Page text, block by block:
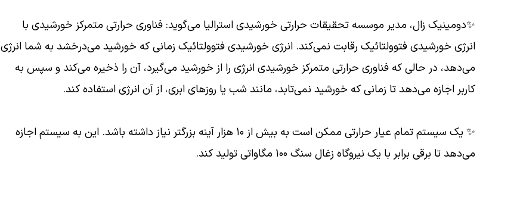
✨دومینیک زال، مدیر موسسه تحقیقات حرارتی خورشیدی استرالیا می‌گوید: فناوری حرارتی متمرکز خورشیدی با
انرژی خورشیدی فتوولتائیک رقابت نمی‌کند. انرژی خورشیدی فتوولتائیک زمانی که خورشید می‌درخشد به شما انرژی
می‌دهد، در حالی که فناوری حرارتی متمرکز خورشیدی انرژی را از خورشید می‌گیرد، آن را ذخیره می‌کند و سپس به
کاربر اجازه می‌دهد تا زمانی که خورشید نمی‌تابد، مانند شب یا روز‌های ابری، از آن انرژی استفاده کند.
✨ یک سیستم تمام عیار حرارتی ممکن است به بیش از ۱۰ هزار آینه بزرگتر نیاز داشته باشد. این به سیستم اجازه
می‌دهد تا برقی برابر با یک نیروگاه زغال سنگ ۱۰۰ مگاواتی تولید کند.